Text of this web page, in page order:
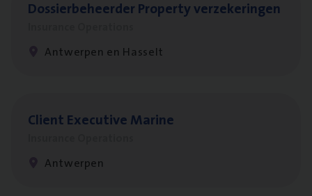
Dos­sier­be­heer­der Pro­per­ty verzekeringen
Antwerpen en Hasselt
Client Exe­cu­ti­ve Marine
Antwerpen